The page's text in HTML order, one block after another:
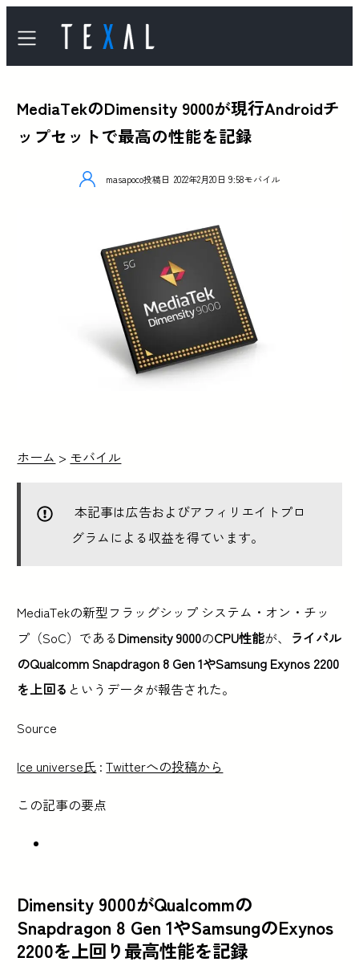
MediaTekのDimensity 9000が現行Androidチ
ップセットで最高の性能を記録
masapoco投稿日 2022年2月20日 9:58モバイル
ホーム > モバイル
本記事は広告およびアフィリエイトプロ
グラムによる収益を得ています。
MediaTekの新型フラッグシップ システム・オン・チッ
プ（SoC）であるDimensity 9000のCPU性能が、 ライバル
のQualcomm Snapdragon 8 Gen 1やSamsung Exynos 2200
を上回る というデータが報告された。
Source
Ice universe氏 :Twitterへの投稿から
この記事の要点
Dimensity 9000がQualcommの
Snapdragon 8 Gen 1やSamsungのExynos
2200を上回り最高性能を記録